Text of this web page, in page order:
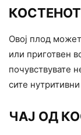
Овој плод
или приготвен
почувствувате
сите
ЧАЈ ОД